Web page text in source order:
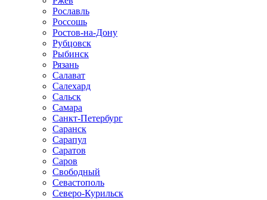
Рославль
Россошь
Ростов-на-Дону
Рубцовск
Рыбинск
Рязань
Салават
Салехард
Сальск
Самара
Санкт-Петербург
Саранск
Сарапул
Саратов
Саров
Свободный
Севастополь
Северо-Курильск